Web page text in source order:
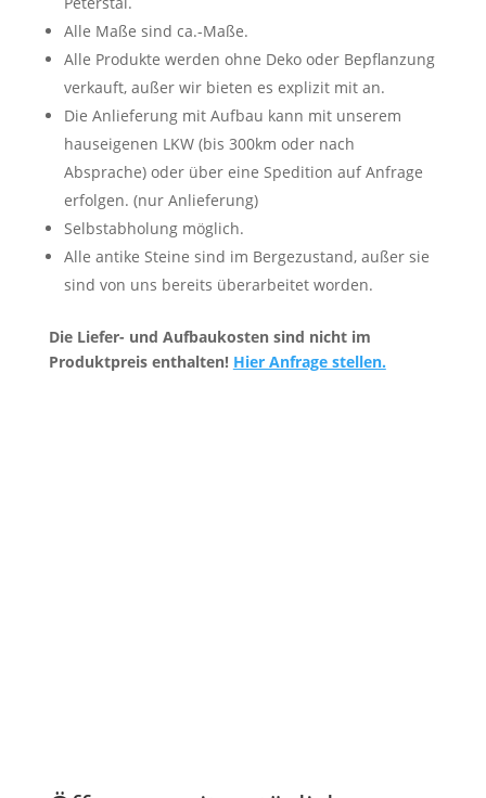
Alle Maße sind ca.-Maße.
Alle Produkte werden ohne Deko oder Bepflanzung
verkauft, außer wir bieten es explizit mit an.
Die Anlieferung mit Aufbau kann mit unserem
hauseigenen LKW (bis 300km oder nach
Absprache) oder über eine Spedition auf Anfrage
erfolgen. (nur Anlieferung)
Selbstabholung möglich.
Alle antike Steine sind im Bergezustand, außer sie
sind von uns bereits überarbeitet worden.
Die Liefer- und Aufbaukosten sind nicht im
Produktpreis enthalten! Hier Anfrage stellen.